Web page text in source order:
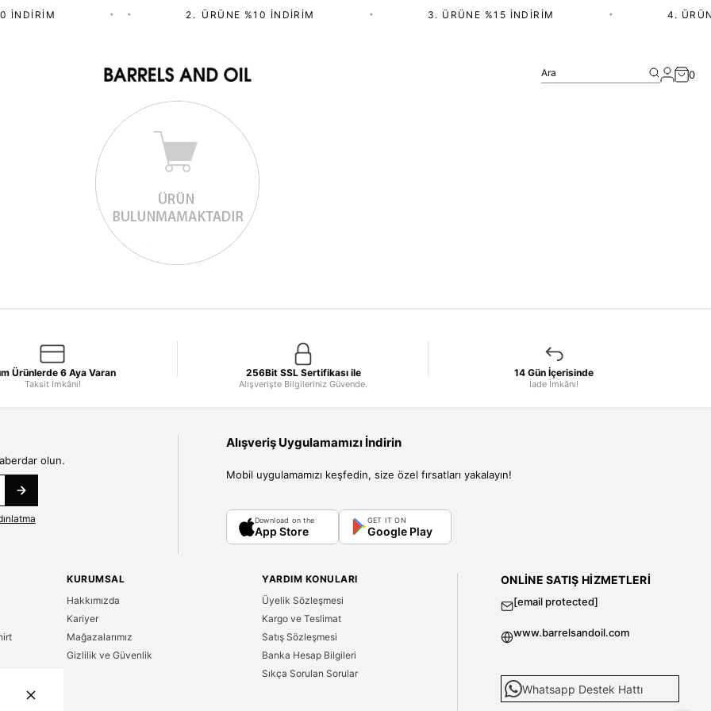
İNDIRIM 2.⁠ ⁠ÜRÜNE %10 İNDIRIM 3. ÜRÜNE %15 İNDIRIM 4.
Ara 0
Ürünlerde 6 Aya Varan
Taksit İmkânı!
256Bit SSL Sertifikası ile
Alışverişte Bilgileriniz Güvende.
14 Gün İçerisinde
İade İmkânı!
olun.
Alışveriş Uygulamamızı İndirin
Mobil uygulamamızı keşfedin, size özel fırsatları yakalayın!
Download on the
App Store
GET IT ON
Google Play
KURUMSAL
Hakkımızda
Kariyer
Mağazalarımız
Gizlilik ve Güvenlik
YARDIM KONULARI
Üyelik Sözleşmesi
Kargo ve Teslimat
Satış Sözleşmesi
Banka Hesap Bilgileri
Sıkça Sorulan Sorular
ONLINE SATIŞ HIZMETLERI
[email protected]
www.barrelsandoil.com
Whatsapp Destek Hattı